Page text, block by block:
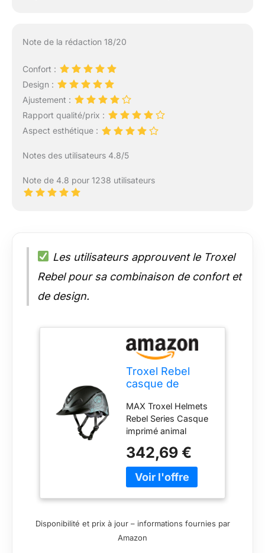
Note de la rédaction 18/20
Confort :
Design :
Ajustement :
Rapport qualité/prix :
Aspect esthétique :
Notes des utilisateurs 4.8/5
Note de 4.8 pour 1238 utilisateurs
Les utilisateurs approuvent le Troxel
Rebel pour sa combinaison de confort et
de design.
Troxel Rebel
casque de
femme,
Turquoise Rose
MAX Troxel Helmets
Rebel Series Casque
imprimé animal
Coated Vent Low
Profile Matte Duratec
Finition ASTM/SEI,
forme de la tête
peuvent être uniques
342,69 €
Disponibilité et prix à jour – informations fournies par
Amazon